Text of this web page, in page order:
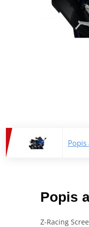
Popis
Z-Racing